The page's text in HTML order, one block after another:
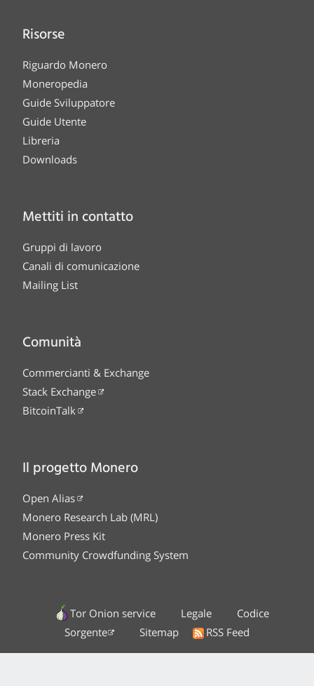
Risorse
Riguardo Monero
Moneropedia
Guide Sviluppatore
Guide Utente
Libreria
Downloads
Mettiti in contatto
Gruppi di lavoro
Canali di comunicazione
Mailing List
Comunità
Commercianti & Exchange
Stack Exchange
BitcoinTalk
Il progetto Monero
Open Alias
Monero Research Lab (MRL)
Monero Press Kit
Community Crowdfunding System
Tor Onion service Legale
Codice
Sorgente
Sitemap RSS Feed